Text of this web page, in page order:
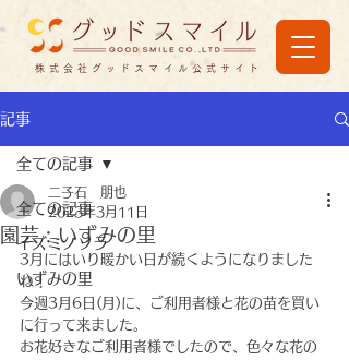
株式会社グッドスマイル公式サイト
記事
全ての記事
イズミノソラ
いずみの里
全ての記事
園芸 : いずみの里
二子石 朋也
2023年3月11日
3月にはいり暖かい日が続くようになりました
ね！
今週3月6日(月)に、ご利用者様と花の苗を買い
に行って来ました。
お花好きなご利用者様でしたので、色々な花の